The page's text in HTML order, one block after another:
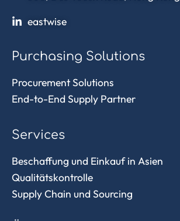
eastwise
Purchasing Solutions
Procurement Solutions
End-to-End Supply Partner
Services
Beschaffung und Einkauf in Asien
Qualitätskontrolle
Supply Chain und Sourcing